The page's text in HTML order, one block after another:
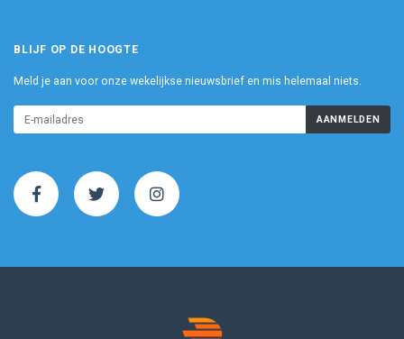
BLIJF OP DE HOOGTE
Meld je aan voor onze wekelijkse nieuwsbrief en mis helemaal niets.
AANMELDEN